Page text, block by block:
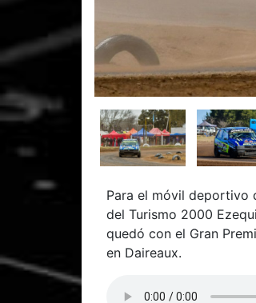
Para el móvil deportivo
del Turismo 2000
quedó con el Gran
en Daireaux.